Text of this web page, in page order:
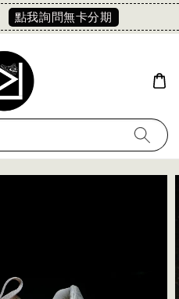
點我詢問無卡分期